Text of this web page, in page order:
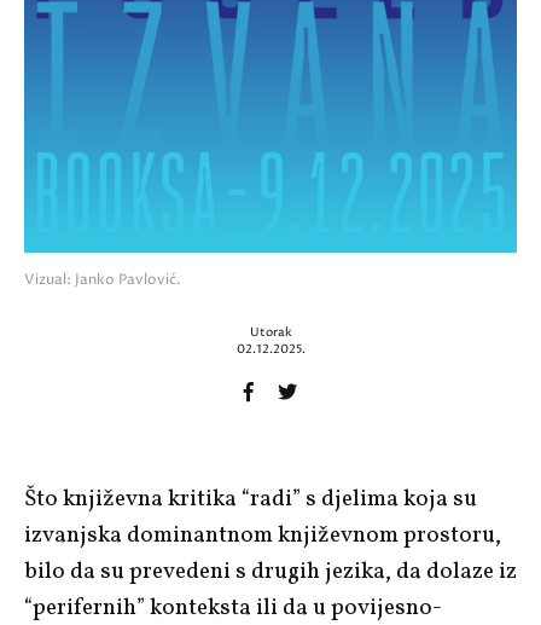
Vizual: Janko Pavlović.
Utorak
02.12.2025.
Što književna kritika “radi” s djelima koja su
izvanjska dominantnom književnom prostoru,
bilo da su prevedeni s drugih jezika, da dolaze iz
“perifernih” konteksta ili da u povijesno-